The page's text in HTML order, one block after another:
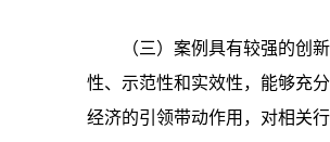
（三）案例具有较强的创
性、示范性和实效性，能够充
经济的引领带动作用，对相关